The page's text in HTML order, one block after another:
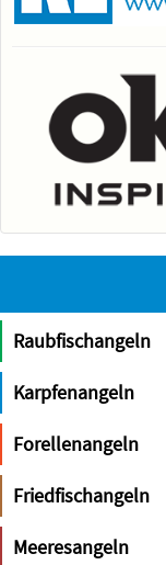
Raubfischangeln
Karpfenangeln
Forellenangeln
Friedfischangeln
Meeresangeln